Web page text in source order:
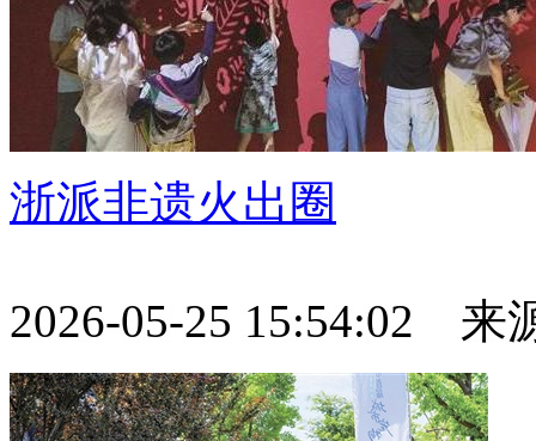
浙派非遗火出圈
2026-05-25 15:54:02 来